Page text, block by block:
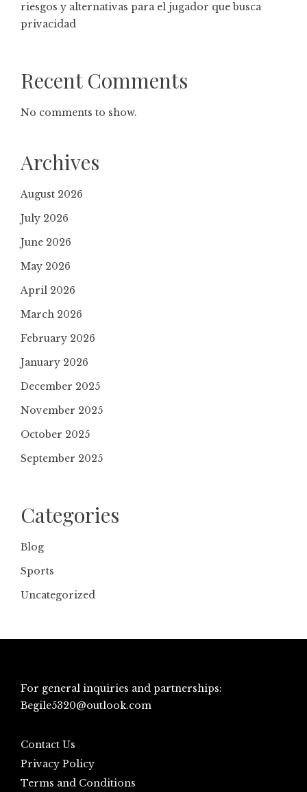
riesgos y alternativas para el jugador que busca
privacidad
Recent Comments
No comments to show.
Archives
August 2026
July 2026
June 2026
May 2026
April 2026
March 2026
February 2026
January 2026
December 2025
November 2025
October 2025
September 2025
Categories
Blog
Sports
Uncategorized
For general inquiries and partnerships:
Begile5320@outlook.com
Contact Us
Privacy Policy
Terms and Conditions